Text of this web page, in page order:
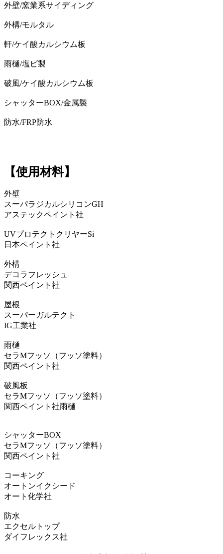
外壁/窯業系サイディング
外構/モルタル
軒/ケイ酸カルシウム板
雨樋/塩ビ製
破風/ケイ酸カルシウム板
シャッターBOX/金属製
防水/FRP防水
【使用材料】
外壁
スーパラジカルシリコンGH
アステックペイント社
UVプロテクトクリヤーSi
日本ペイント社
外構
デコラフレッシュ
関西ペイント社
屋根
スーパーガルテクト
IG工業社
雨樋
セラMフッソ（フッソ塗料）
関西ペイント社
破風板
セラMフッソ（フッソ塗料）
関西ペイント社雨樋
シャッターBOX
セラMフッソ（フッソ塗料）
関西ペイント社
コーキング
オートンイクシード
オート化学社
防水
エクセルトップ
ダイフレックス社